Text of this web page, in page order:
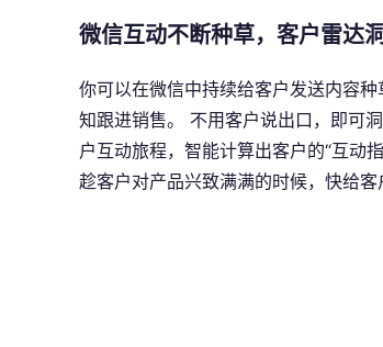
微信互动不断种草，客户雷达
你可以在微信中持续给客户发送内容
知跟进销售。 不用客户说出口，即可
户互动旅程，智能计算出客户的“互动
趁客户对产品兴致满满的时候，快给